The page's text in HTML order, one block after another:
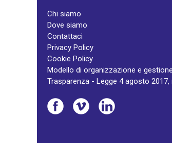
Chi siamo
Dove siamo
Contattaci
Privacy Policy
Cookie Policy
Modello di organizzazione e gestione
Trasparenza - Legge 4 agosto 2017,